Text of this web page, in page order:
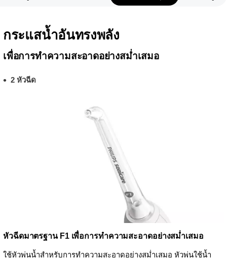
กระแสน้ำอันทรงพลัง
เพื่อการทำความสะอาดอย่างสม่ำเสมอ
2 หัวฉีด
หัวฉีดมาตรฐาน F1 เพื่อการทำความสะอาดอย่างสม่ำเสมอ
ใช้หัวพ่นน้ำสำหรับการทำความสะอาดอย่างสม่ำเสมอ หัวพ่นใช้น้ำ